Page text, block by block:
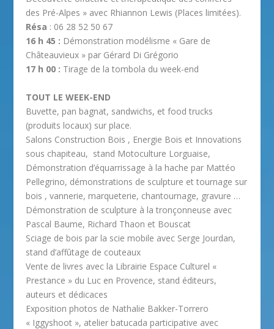
des Pré-Alpes » avec Rhiannon Lewis (Places limitées).
Résa : 06 28 52 50 67
16 h 45 : Démonstration modélisme « Gare de
Châteauvieux » par Gérard Di Grégorio
17 h 00 : Tirage de la tombola du week-end
TOUT LE WEEK-END
Buvette, pan bagnat, sandwichs, et food trucks
(produits locaux) sur place.
Salons Construction Bois , Energie Bois et Innovations
sous chapiteau, stand Motoculture Lorguaise,
Démonstration d’équarrissage à la hache par Mattéo
Pellegrino, démonstrations de sculpture et tournage sur
bois , vannerie, marqueterie, chantournage, gravure …
Démonstration de sculpture à la tronçonneuse avec
Pascal Baume, Richard Thaon et Bouscat
Sciage de bois par la scie mobile avec Serge Jourdan,
stand d’affûtage de couteaux
Vente de livres avec la Librairie Espace Culturel «
Prestance » du Luc en Provence, stand éditeurs,
auteurs et dédicaces
Exposition photos de Nathalie Bakker-Torrero
« Iggyshoot », atelier batucada participative avec